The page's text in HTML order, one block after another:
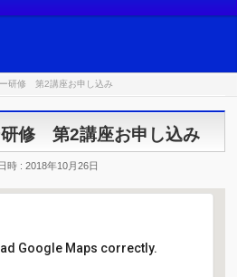
研修 第2講座お申し込み
修 第2講座お申し込み
時 : 2018年10月26日
Google Maps correctly.